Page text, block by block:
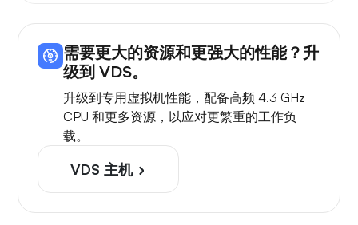
需要更大的资源和更强大的性能？升
级到 VDS。
升级到专用虚拟机性能，配备高频 4.3 GHz
CPU 和更多资源，以应对更繁重的工作负
载。
VDS 主机